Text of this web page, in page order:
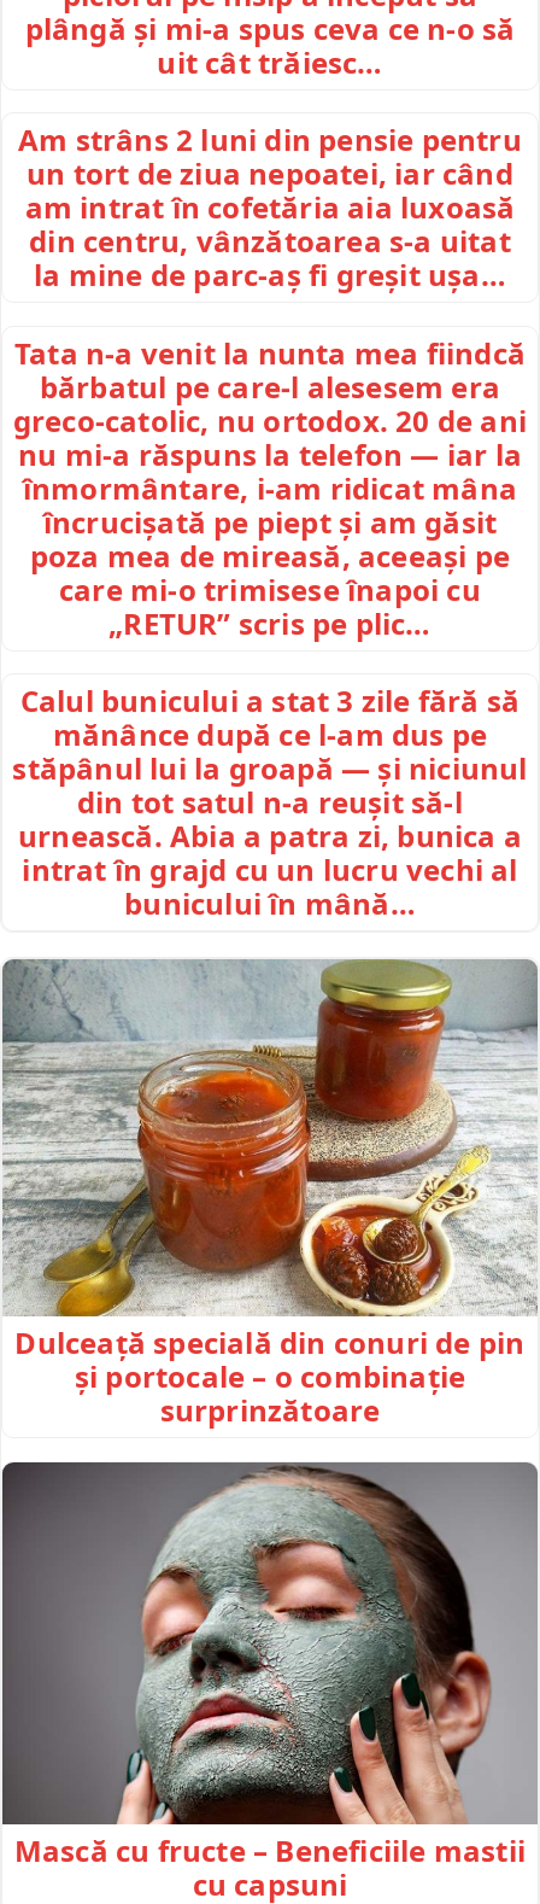
plângă și mi-a spus ceva ce n-o să
uit cât trăiesc…
Am strâns 2 luni din pensie pentru
un tort de ziua nepoatei, iar când
am intrat în cofetăria aia luxoasă
din centru, vânzătoarea s-a uitat
la mine de parc-aș fi greșit ușa…
Tata n-a venit la nunta mea fiindcă
bărbatul pe care-l alesesem era
greco-catolic, nu ortodox. 20 de ani
nu mi-a răspuns la telefon — iar la
înmormântare, i-am ridicat mâna
încrucișată pe piept și am găsit
poza mea de mireasă, aceeași pe
care mi-o trimisese înapoi cu
„RETUR” scris pe plic…
Calul bunicului a stat 3 zile fără să
mănânce după ce l-am dus pe
stăpânul lui la groapă — și niciunul
din tot satul n-a reușit să-l
urnească. Abia a patra zi, bunica a
intrat în grajd cu un lucru vechi al
bunicului în mână…
Dulceață specială din conuri de pin
și portocale – o combinație
surprinzătoare
Mască cu fructe – Beneficiile mastii
cu capsuni